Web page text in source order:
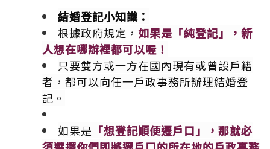
結婚登記小知識：
根據政府規定， 如果是「純登記」，新
人想在哪辦裡都可以喔！
只要雙方或一方在國內現有或曾設戶籍
者，都可以向任一戶政事務所辦理結婚登
記。
如果是 「想登記順便遷戶口」，那就必